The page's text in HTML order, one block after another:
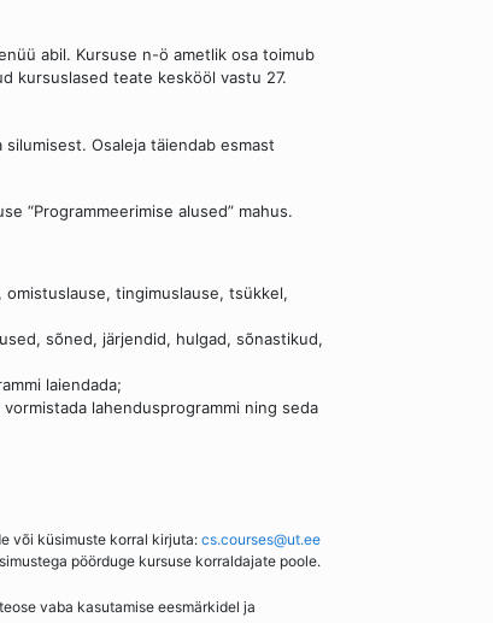
abil. Kursuse n-ö ametlik osa toimub
kursuslased teate keskööl vastu 27.
Osaleja täiendab esmast
“Programmeerimise alused” mahus.
tingimuslause, tsükkel,
sõned, järjendid, hulgad, sõnastikud,
laiendada;
lahendusprogrammi ning seda
või küsimuste korral kirjuta: cs.courses@ut.ee
pöörduge kursuse korraldajate poole.
vaba kasutamise eesmärkidel ja